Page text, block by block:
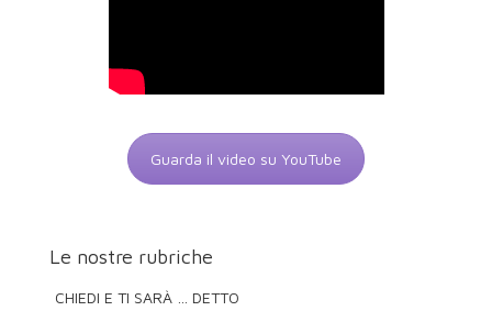
Guarda il video su YouTube
Le nostre rubriche
CHIEDI E TI SARÀ … DETTO